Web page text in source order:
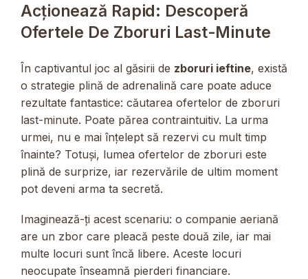
Acționează Rapid: Descoperă
Ofertele De Zboruri Last-Minute
În captivantul joc al găsirii de zboruri ieftine, există
o strategie plină de adrenalină care poate aduce
rezultate fantastice: căutarea ofertelor de zboruri
last-minute. Poate părea contraintuitiv. La urma
urmei, nu e mai înțelept să rezervi cu mult timp
înainte? Totuși, lumea ofertelor de zboruri este
plină de surprize, iar rezervările de ultim moment
pot deveni arma ta secretă.
Imaginează-ți acest scenariu: o companie aeriană
are un zbor care pleacă peste două zile, iar mai
multe locuri sunt încă libere. Aceste locuri
neocupate înseamnă pierderi financiare.